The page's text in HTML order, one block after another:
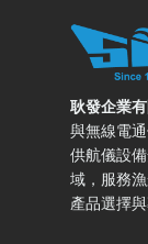
耿發企業
耿發企業
與無線電
供航儀設
域，服務
產品選擇